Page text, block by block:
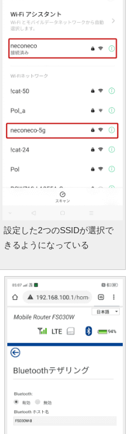
設定した2つのSSIDが選択で
きるようになっている